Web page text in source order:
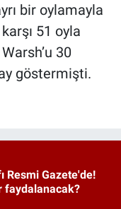
bir oylamayla
51 oyla
30
göstermişti.
Resmi Gazete'de!
faydalanacak?